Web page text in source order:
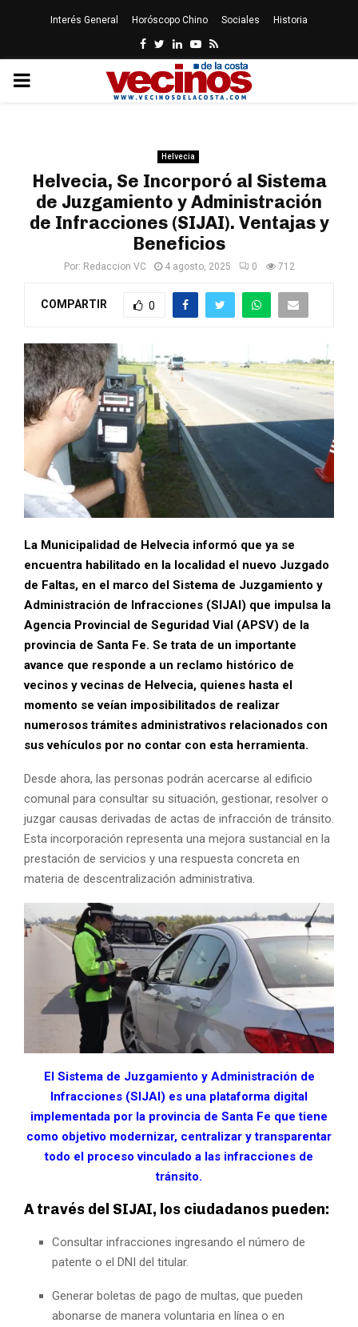
Interés General Horóscopo Chino Sociales Historia
Facebook
Twitter
LinkedinYoutube
Rss
PRIMARY
Helvecia
Helvecia, Se Incorporó al Sistema
de Juzgamiento y Administración
de Infracciones (SIJAI). Ventajas y
Beneficios
Por: Redaccion VC 4 agosto, 2025 0 712
COMPARTIR 0
La Municipalidad de Helvecia informó que ya se
encuentra habilitado en la localidad el nuevo Juzgado
de Faltas, en el marco del Sistema de Juzgamiento y
Administración de Infracciones (SIJAI) que impulsa la
Agencia Provincial de Seguridad Vial (APSV) de la
provincia de Santa Fe. Se trata de un importante
avance que responde a un reclamo histórico de
vecinos y vecinas de Helvecia, quienes hasta el
momento se veían imposibilitados de realizar
numerosos trámites administrativos relacionados con
sus vehículos por no contar con esta herramienta.
Desde ahora, las personas podrán acercarse al edificio
comunal para consultar su situación, gestionar, resolver o
juzgar causas derivadas de actas de infracción de tránsito.
Esta incorporación representa una mejora sustancial en la
prestación de servicios y una respuesta concreta en
materia de descentralización administrativa.
El Sistema de Juzgamiento y Administración de
Infracciones (SIJAI) es una plataforma digital
implementada por la provincia de Santa Fe que tiene
como objetivo modernizar, centralizar y transparentar
todo el proceso vinculado a las infracciones de
tránsito.
A través del SIJAI, los ciudadanos pueden:
Consultar infracciones ingresando el número de
patente o el DNI del titular.
Generar boletas de pago de multas, que pueden
abonarse de manera voluntaria en línea o en